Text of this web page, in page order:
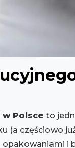
Polsce to
(a częściowo